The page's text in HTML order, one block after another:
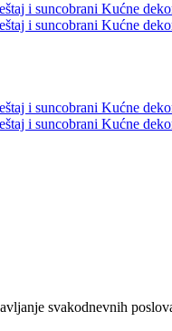
i suncobrani Kućne
i suncobrani Kućne
i suncobrani Kućne
i suncobrani Kućne
svakodnevnih